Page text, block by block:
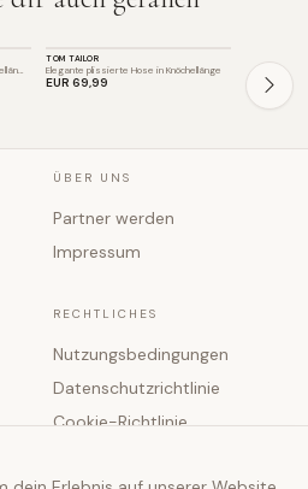
TOM TAILOR
Elegante plissierte Hose in Knöchellänge
EUR 69,99
SALE
EUR 49
ÜBER UNS
Partner werden
Impressum
RECHTLICHES
Nutzungsbedingungen
Datenschutzrichtlinie
Cookie-Richtlinie